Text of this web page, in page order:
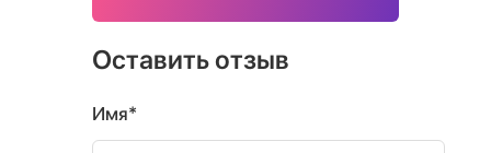
Оставить отзыв
Имя*